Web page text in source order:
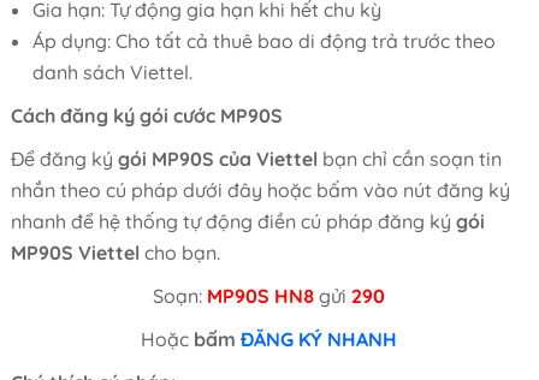
Gia hạn: Tự động gia hạn khi hết chu kỳ
Áp dụng: Cho tất cả thuê bao di động trả trước theo
danh sách Viettel.
Cách đăng ký gói cước MP90S
Để đăng ký gói MP90S của Viettel bạn chỉ cần soạn tin
nhắn theo cú pháp dưới đây hoặc bấm vào nút đăng ký
nhanh để hệ thống tự động điền cú pháp đăng ký gói
MP90S Viettel cho bạn.
Soạn: MP90S HN8 gửi290
Hoặc bấmĐĂNG KÝ NHANH